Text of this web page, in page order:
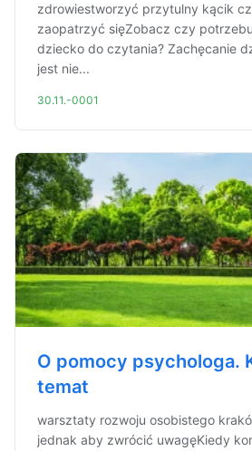
zdrowiestworzyć przytulny kącik
zaopatrzyć sięZobacz czy
dziecko do czytania? Zachęcanie
jest nie...
30.11.-0001
O pomocy psychologa.
temat
warsztaty rozwoju osobistego
jednak aby zwrócić uwagęKiedy